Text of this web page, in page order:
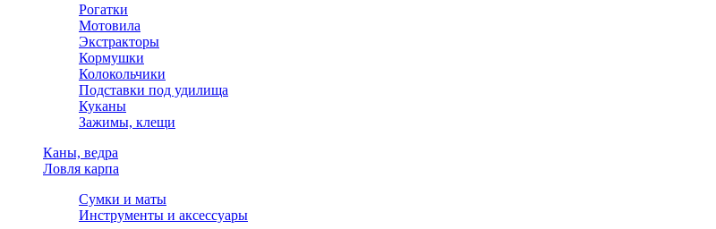
Рогатки
Мотовила
Экстракторы
Кормушки
Колокольчики
Подставки под удилища
Куканы
Зажимы, клещи
Каны, ведра
Ловля карпа
Сумки и маты
Инструменты и аксессуары